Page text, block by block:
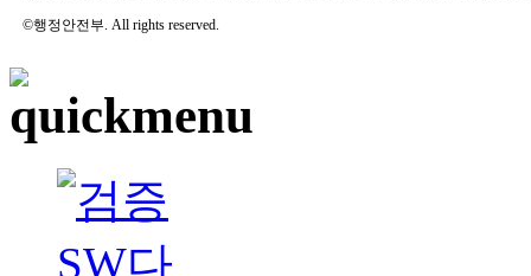
©행정안전부. All rights reserved.